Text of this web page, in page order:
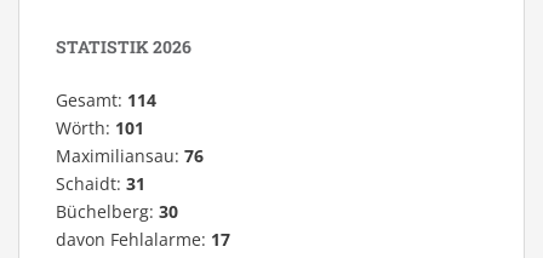
STATISTIK 2026
Gesamt: 114
Wörth: 101
Maximiliansau: 76
Schaidt: 31
Büchelberg: 30
davon Fehlalarme: 17